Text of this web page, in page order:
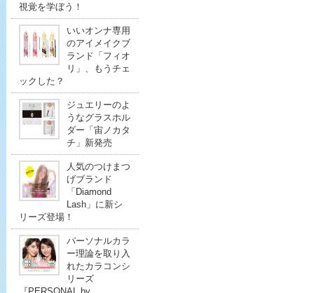
視覚を学ぼう！
いいオンナ専用
のアイメイクブ
ランド「フィオ
リ」、もうチェ
ックした？
ジュエリーのよ
うなグラスホル
ダー「宙ノカタ
チ」新発売
人気のつけまつ
げブランド
「Diamond
Lash」に新シ
リーズ登場！
パーソナルカラ
ー理論を取り入
れたカラコンシ
リーズ